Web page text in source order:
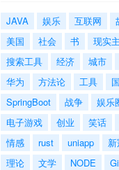
JAVA 娱乐 互联网
美国
社会 书 现实
搜索工具
经济 城市
华为
方法论 工具
SpringBoot
战争 娱乐
电子游戏
创业 笑话
情感
rust uniapp
理论
文学 NODE